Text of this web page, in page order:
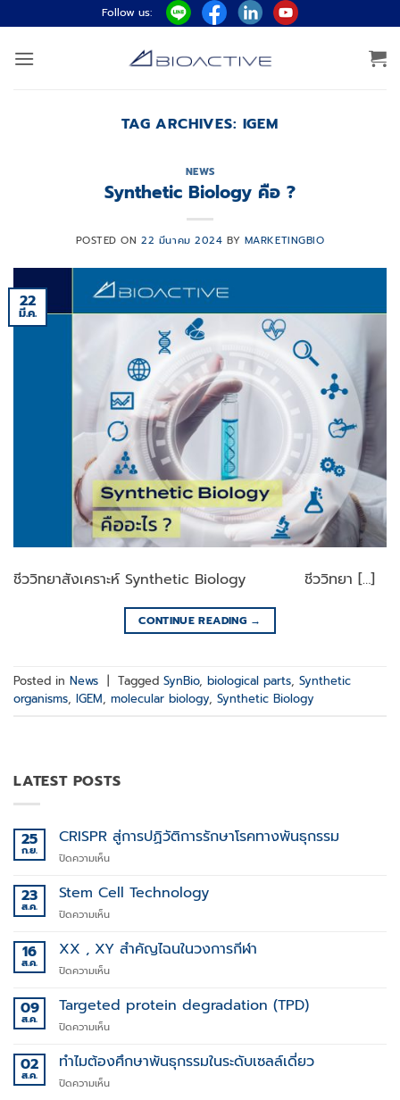
ไป
ยัง
Follow us:
TAG ARCHIVES: IGEM
NEWS
Synthetic Biology คือ ?
POSTED ON22 มีนาคม 2024 BY MARKETINGBIO
22
มี.ค.
ชีววิทยาสังเคราะห์ Synthetic Biology ชีววิทยา […]
CONTINUE READING →
Posted in News Tagged SynBio, biological parts, Synthetic
organisms, IGEM, molecular biology, Synthetic Biology
LATEST POSTS
25
ก.ย.
CRISPR สู่การปฏิวัติการรักษาโรคทางพันธุกรรม
ปิดความเห็นบน
สู่
ปฏิวัติ
รักษา
ทาง
23
ส.ค.
Stem Cell Technology
ปิดความเห็นบน
Cell
Technology
16
ส.ค.
XX , XY สำคัญไฉนในวงการกีฬา
ปิดความเห็นบน
,
สำคัญ
ใน
กีฬา
09
ส.ค.
Targeted protein degradation (TPD)
ปิดความเห็นบน
protein
(TPD)
02
ส.ค.
ทำไมต้องศึกษาพันธุกรรมในระดับเซลล์เดี่ยว
ปิดความเห็นบน